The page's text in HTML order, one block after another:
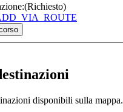
(Richiesto)
disponibili sulla mappa.